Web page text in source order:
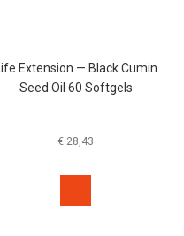
Life Extension — Black Cumin
Seed Oil 60 Softgels
€ 28,43